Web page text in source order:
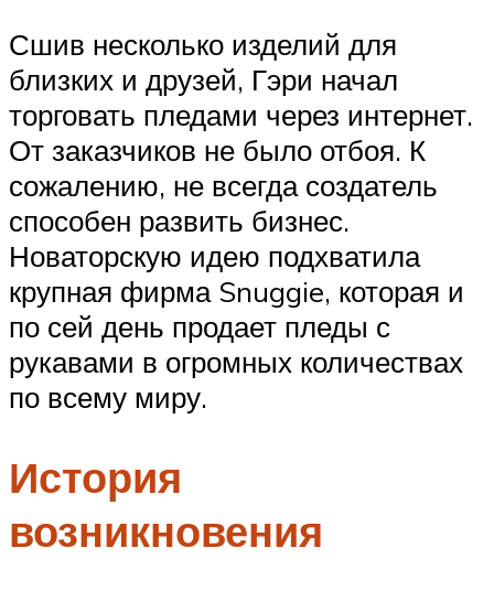
Сшив несколько изделий для
близких и друзей, Гэри начал
торговать пледами через интернет.
От заказчиков не было отбоя. К
сожалению, не всегда создатель
способен развить бизнес.
Новаторскую идею подхватила
крупная фирма Snuggie, которая и
по сей день продает пледы с
рукавами в огромных количествах
по всему миру.
История
возникновения